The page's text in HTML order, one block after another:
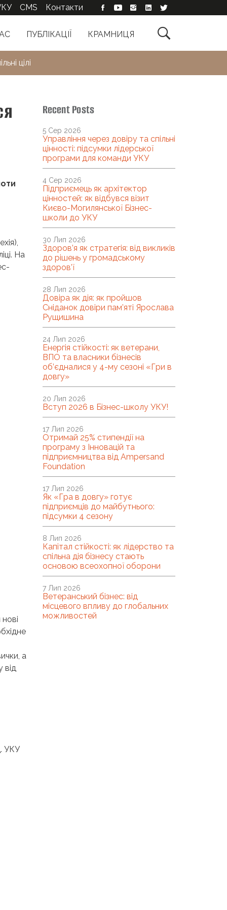

ПУБЛІКАЦІЇ КРАМНИЦЯ
CMS Контакти
цілі
На
а
від
УКУ
Recent Posts
Управління через довіру та спільні
цінності: підсумки лідерської
програми для команди УКУ
5 Сер 2026
Підприємець як архітектор
цінностей: як відбувся візит
Києво-Могилянської Бізнес-
школи до УКУ
4 Сер 2026
Здоров’я як стратегія: від викликів
до рішень у громадському
здоров’ї
30 Лип 2026
Довіра як дія: як пройшов
Сніданок довіри пам’яті Ярослава
Рущишина
28 Лип 2026
Енергія стійкості: як ветерани,
ВПО та власники бізнесів
об’єдналися у 4-му сезоні «Гри в
довгу»
24 Лип 2026
Вступ 2026 в Бізнес-школу УКУ!
20 Лип 2026
Отримай 25% стипендії на
програму з Інновацій та
підприємництва від Ampersand
Foundation
17 Лип 2026
Як «Гра в довгу» готує
підприємців до майбутнього:
підсумки 4 сезону
17 Лип 2026
Капітал стійкості: як лідерство та
спільна дія бізнесу стають
основою всеохопної оборони
8 Лип 2026
Ветеранський бізнес: від
місцевого впливу до глобальних
можливостей
7 Лип 2026